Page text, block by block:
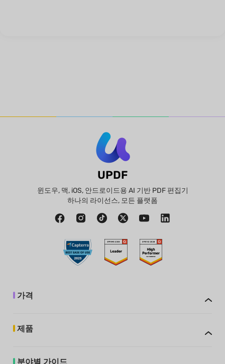
UPDF
윈도우, 맥, iOS, 안드로이드용 AI 기반 PDF 편집기
하나의 라이선스, 모든 플랫폼
가격
제품
분야별 가이드